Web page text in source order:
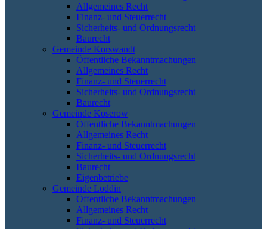
Allgemeines Recht
Finanz- und Steuerrecht
Sicherheits- und Ordnungsrecht
Baurecht
Gemeinde Korswandt
Öffentliche Bekanntmachungen
Allgemeines Recht
Finanz- und Steuerrecht
Sicherheits- und Ordnungsrecht
Baurecht
Gemeinde Koserow
Öffentliche Bekanntmachungen
Allgemeines Recht
Finanz- und Steuerrecht
Sicherheits- und Ordnungsrecht
Baurecht
Eigenbetriebe
Gemeinde Loddin
Öffentliche Bekanntmachungen
Allgemeines Recht
Finanz- und Steuerrecht